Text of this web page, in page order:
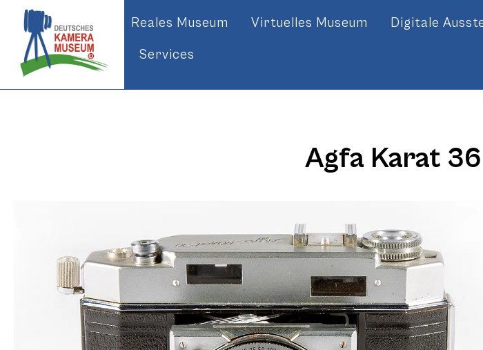
Reales Museum Virtuelles Museum Digitale
Services
Agfa Karat 36